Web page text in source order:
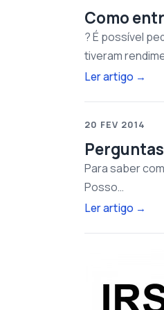
Como
? É possível
tiveram
Ler artigo →
20 FEV 2014
Para saber
Posso…
Ler artigo →